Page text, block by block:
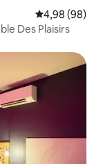
4,98 de uma
4,98 (98)
Des Plaisirs